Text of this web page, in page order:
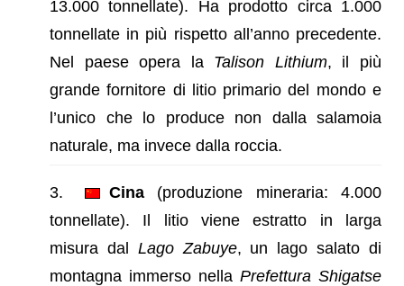
13.000 tonnellate). Ha prodotto circa 1.000
tonnellate in più rispetto all’anno precedente.
Nel paese opera la Talison Lithium, il più
grande fornitore di litio primario del mondo e
l’unico che lo produce non dalla salamoia
naturale, ma invece dalla roccia.
Cina (produzione mineraria: 4.000
tonnellate). Il litio viene estratto in larga
misura dal Lago Zabuye, un lago salato di
montagna immerso nella Prefettura Shigatse